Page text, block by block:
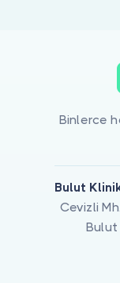
Binlerce
Bulut
Cevizli